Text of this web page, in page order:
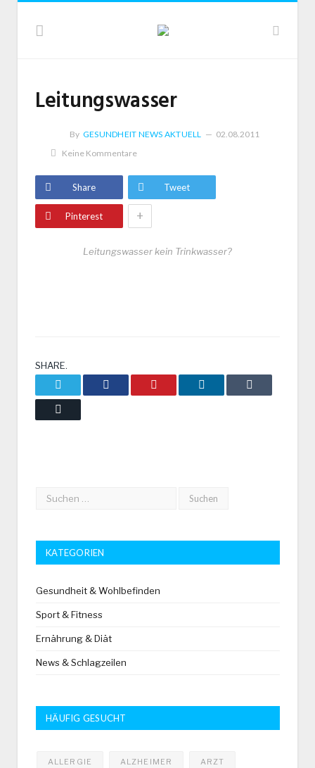
Leitungswasser
By GESUNDHEIT NEWS AKTUELL
02.08.2011
Keine Kommentare
Share Tweet
Pinterest +
Leitungswasser kein Trinkwasser?
SHARE.
Facebook
KATEGORIEN
Gesundheit & Wohlbefinden
Sport & Fitness
Ernährung & Diät
News & Schlagzeilen
HÄUFIG GESUCHT
ALLERGIE ALZHEIMER ARZT